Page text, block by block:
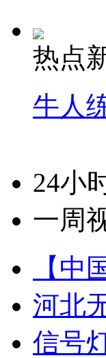
热点
牛人
24小
一周
【中
河北
信号